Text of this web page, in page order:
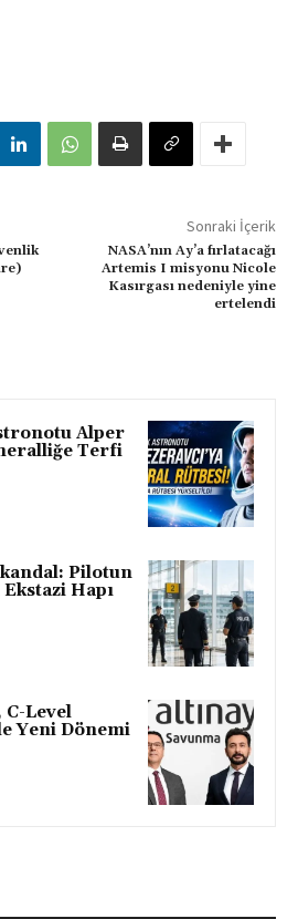
Sonraki İçerik
NASA’nın Ay’a fırlatacağı
Artemis I misyonu Nicole
Kasırgası nedeniyle yine
ertelendi
Alper
Terfi
Pilotun
Hapı
C-Level
Yeni Dönemi